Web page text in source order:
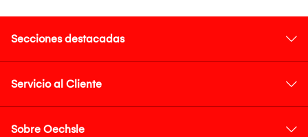
Secciones destacadas
Servicio al Cliente
Sobre Oechsle